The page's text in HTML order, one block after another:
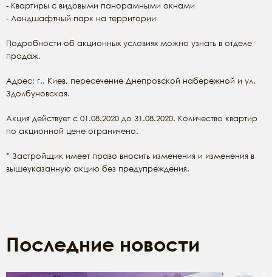
- Квартиры с видовыми панорамными окнами
- Ландшафтный парк на территории
Подробности об акционных условиях можно узнать в отделе
продаж.
Адрес: г.. Киев, пересечение Днепровской набережной и ул.
Здолбуновская.
Акция действует с 01.08.2020 до 31.08.2020. Количество квартир
по акционной цене ограничено.
* Застройщик имеет право вносить изменения и изменения в
вышеуказанную акцию без предупреждения.
Последние новости